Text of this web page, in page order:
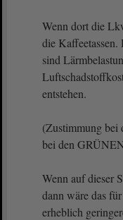
Wenn dort die
die Kaffeetassen.
sind
entstehen.
(Zustimmung
bei den
Wenn auf dieser
dann wäre das
erheblich